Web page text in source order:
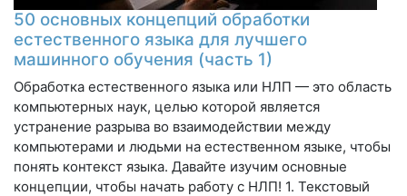
50 основных концепций обработки
естественного языка для лучшего
машинного обучения (часть 1)
Обработка естественного языка или НЛП — это область
компьютерных наук, целью которой является
устранение разрыва во взаимодействии между
компьютерами и людьми на естественном языке, чтобы
понять контекст языка. Давайте изучим основные
концепции, чтобы начать работу с НЛП! 1. Текстовый